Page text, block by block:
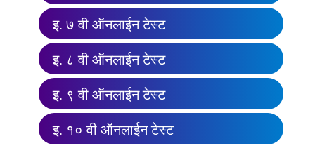
इ. ७ वी ऑनलाईन टेस्ट
इ. ८ वी ऑनलाईन टेस्ट
इ. ९ वी ऑनलाईन टेस्ट
इ. १० वी ऑनलाईन टेस्ट